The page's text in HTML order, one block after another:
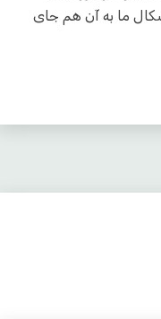
ما به آن هم جای